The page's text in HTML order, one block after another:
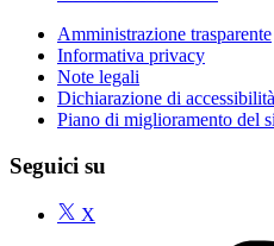
Amministrazione trasparente
Informativa privacy
Note legali
Dichiarazione di accessibilità
Piano di miglioramento del
Seguici su
X